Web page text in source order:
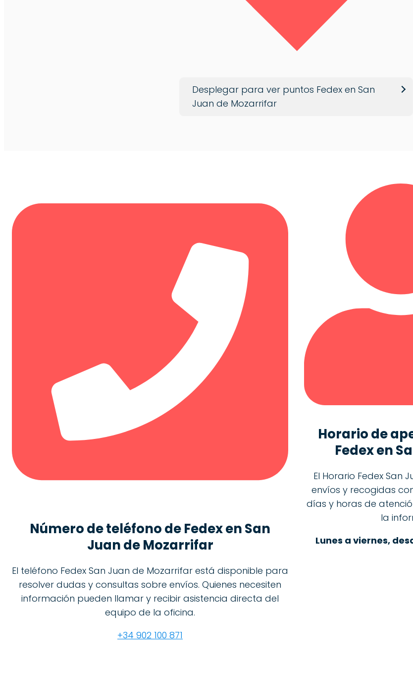
Desplegar para ver puntos Fedex en San
Juan de Mozarrifar
Número de teléfono deFedex en San
Juan de Mozarrifar
El teléfono Fedex San Juan de Mozarrifar está disponible para
resolver dudas y consultas sobre envíos. Quienes necesiten
información pueden llamar y recibir asistencia directa del
equipo de la oficina.
+34 902 100 871
Horario de
Fedex en
El Horario Fedex San
envíos y recogidas
días y horas de
la
Lunes a viernes,